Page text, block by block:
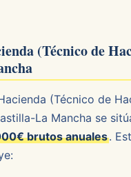
(Técnico de
(Técnico de
La Mancha se
brutos anuales.